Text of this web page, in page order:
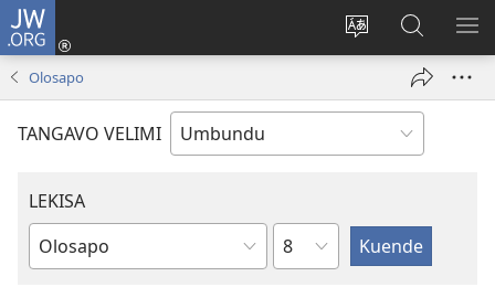
JW.ORG
Change
language
Iñila
(yikula
Sandiliya
vo
JW.ORG
Olosapo
TANGAVO VELIMI
LEKISA
Elivulu
Ocipama